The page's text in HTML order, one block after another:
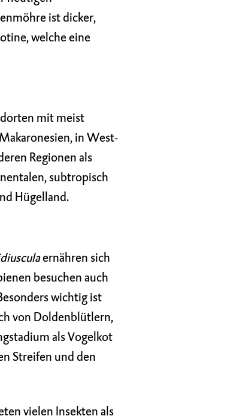
ist dicker,
welche eine
mit meist
in West-
Regionen als
subtropisch
Hügelland.
ernähren sich
besuchen auch
wichtig ist
von Doldenblütlern,
als Vogelkot
Streifen und den
vielen Insekten als